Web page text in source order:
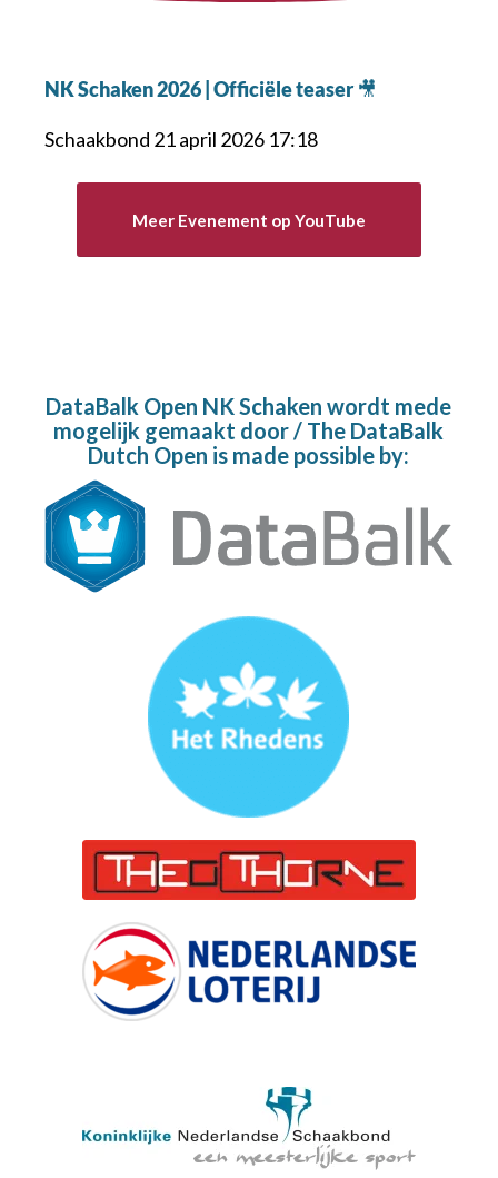
NK Schaken 2026 | Officiële teaser 🎥
Schaakbond 21 april 2026 17:18
Meer Evenement op YouTube
DataBalk Open NK Schaken wordt mede
mogelijk gemaakt door / The DataBalk
Dutch Open is made possible by: